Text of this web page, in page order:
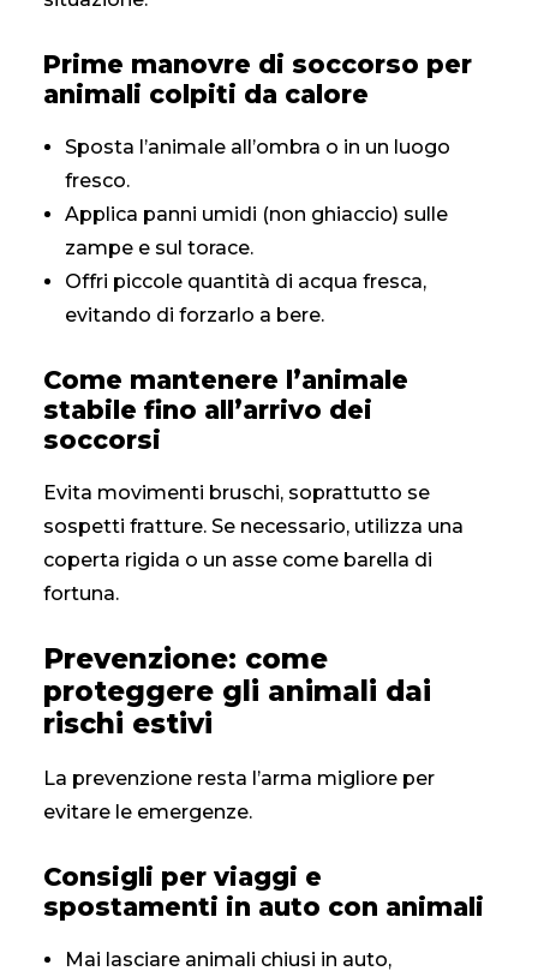
Prime manovre di soccorso per
animali colpiti da calore
Sposta l’animale all’ombra o in un luogo
fresco.
Applica panni umidi (non ghiaccio) sulle
zampe e sul torace.
Offri piccole quantità di acqua fresca,
evitando di forzarlo a bere.
Come mantenere l’animale
stabile fino all’arrivo dei
soccorsi
Evita movimenti bruschi, soprattutto se
sospetti fratture. Se necessario, utilizza una
coperta rigida o un asse come barella di
fortuna.
Prevenzione: come
proteggere gli animali dai
rischi estivi
La prevenzione resta l’arma migliore per
evitare le emergenze.
Consigli per viaggi e
spostamenti in auto con animali
Mai lasciare animali chiusi in auto,